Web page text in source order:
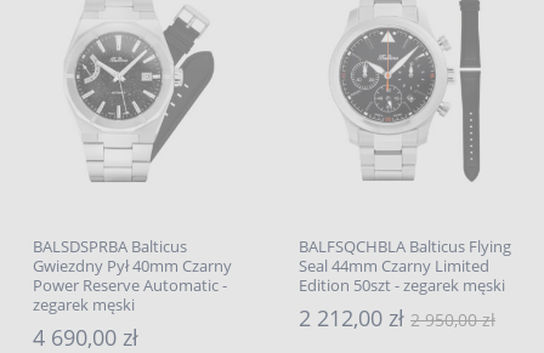
BALSDSPRBA Balticus
Gwiezdny Pył 40mm Czarny
Power Reserve Automatic -
zegarek męski
4 690,00 zł
BALFSQCHBLA Balticus Flying
Seal 44mm Czarny Limited
Edition 50szt - zegarek męski
2 212,00 zł 2 950,00 zł